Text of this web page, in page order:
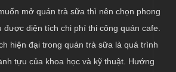
mở quán trà sữa thì nên chọn phong
được diện tích chi phí thi công quán cafe.
hiện đại trong quán trà sữa là quá trình
tựu của khoa học và kỹ thuật. Hướng